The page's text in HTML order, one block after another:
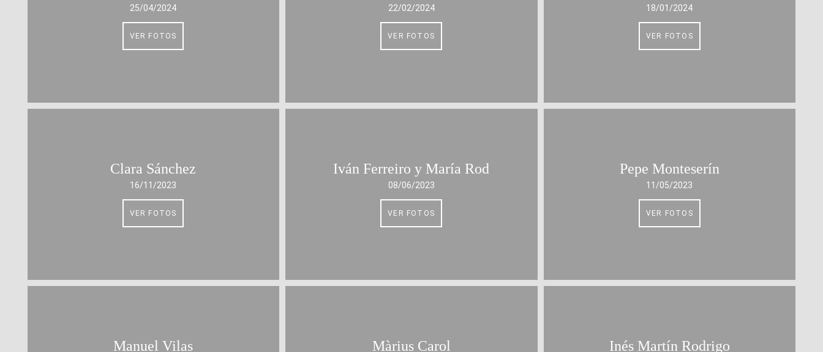
25/04/2024
VER FOTOS
22/02/2024
VER FOTOS
18/01/2024
VER FOTOS
Clara Sánchez
16/11/2023
VER FOTOS
Iván Ferreiro y María Rod
08/06/2023
VER FOTOS
Pepe Monteserín
11/05/2023
VER FOTOS
Manuel Vilas Màrius Carol Inés Martín Rodrigo